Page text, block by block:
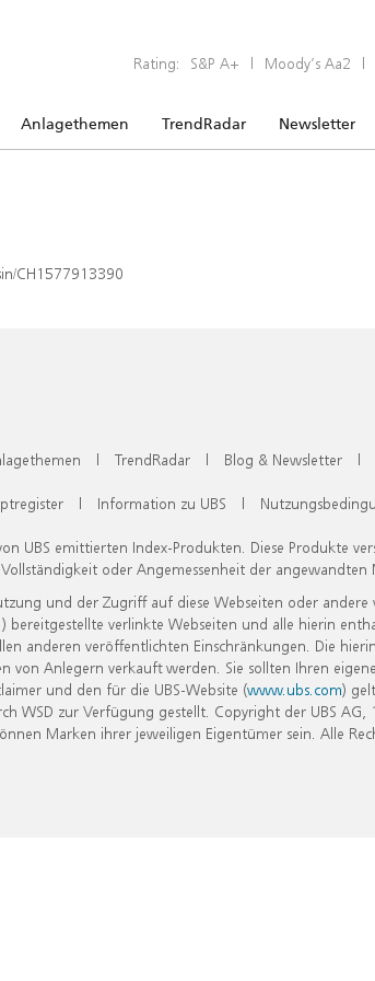
Rating: S&P A+ | Moody’s Aa2 |
Anlagethemen TrendRadar Newsletter
CH1577913390
| TrendRadar | Blog & Newsletter |
| Information zu UBS |
UBS emittierten Index-Produkten. Diese Produkte
oder Angemessenheit der angewandten
und der Zugriff auf diese Webseiten oder andere
verlinkte Webseiten und alle hierin
anderen veröffentlichten Einschränkungen. Die
Anlegern verkauft werden. Sie sollten Ihren
und den für die UBS-Website (www.ubs.com)
zur Verfügung gestellt. Copyright der UBS
Marken ihrer jeweiligen Eigentümer sein. Alle